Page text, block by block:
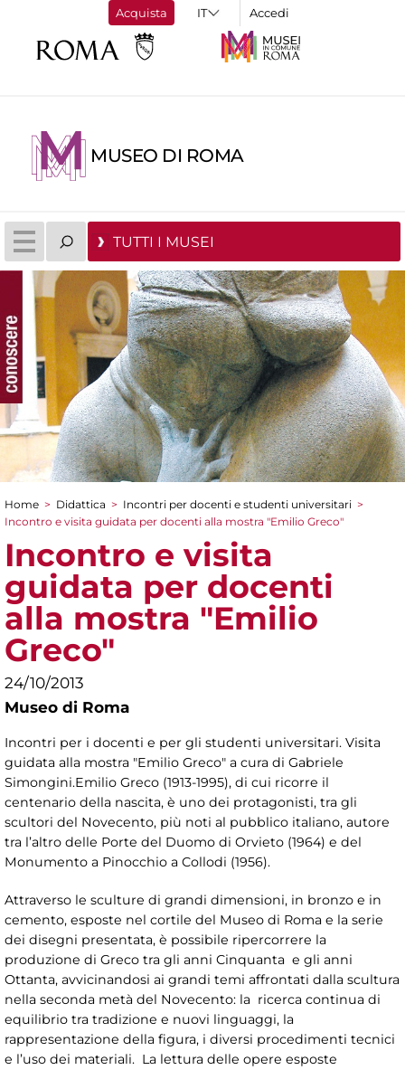
Acquista Accedi
MUSEO DI ROMA
TUTTI I MUSEI
Tu sei qui
Home > Didattica > Incontri per docenti e studenti universitari >
Incontro e visita guidata per docenti alla mostra "Emilio Greco"
Incontro e visita
guidata per docenti
alla mostra "Emilio
Greco"
24/10/2013
Museo di Roma
Incontri per i docenti e per gli studenti universitari. Visita
guidata alla mostra "Emilio Greco" a cura di Gabriele
Simongini.Emilio Greco (1913-1995), di cui ricorre il
centenario della nascita, è uno dei protagonisti, tra gli
scultori del Novecento, più noti al pubblico italiano, autore
tra l’altro delle Porte del Duomo di Orvieto (1964) e del
Monumento a Pinocchio a Collodi (1956).
Attraverso le sculture di grandi dimensioni, in bronzo e in
cemento, esposte nel cortile del Museo di Roma e la serie
dei disegni presentata, è possibile ripercorrere la
produzione di Greco tra gli anni Cinquanta e gli anni
Ottanta, avvicinandosi ai grandi temi affrontati dalla scultura
nella seconda metà del Novecento: la ricerca continua di
equilibrio tra tradizione e nuovi linguaggi, la
rappresentazione della figura, i diversi procedimenti tecnici
e l’uso dei materiali. La lettura delle opere esposte